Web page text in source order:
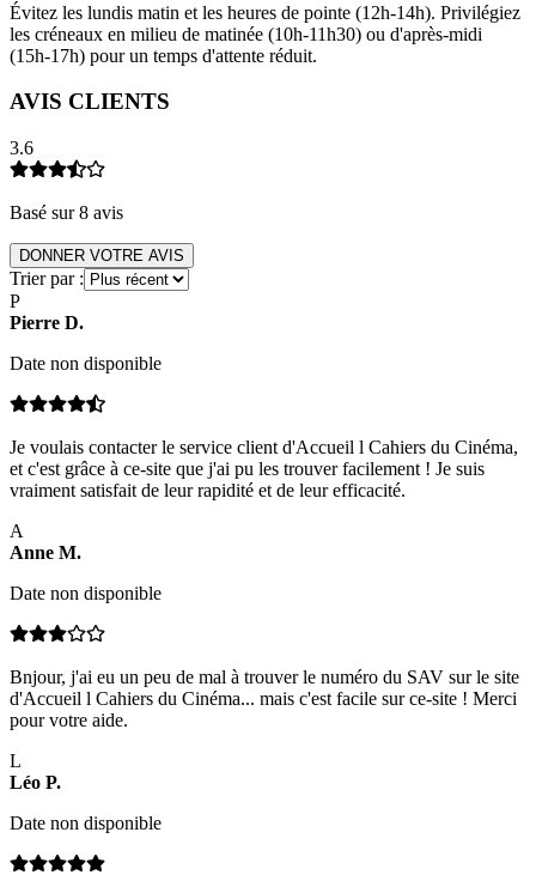
Évitez les lundis matin et les heures de pointe (12h-14h). Privilégiez
les créneaux en milieu de matinée (10h-11h30) ou d'après-midi
(15h-17h) pour un temps d'attente réduit.
AVIS CLIENTS
3.6
Basé sur8 avis
DONNER VOTRE AVIS
Trier par :
P
Pierre D.
Date non disponible
Je voulais contacter le service client d'Accueil l Cahiers du Cinéma,
et c'est grâce à ce-site que j'ai pu les trouver facilement ! Je suis
vraiment satisfait de leur rapidité et de leur efficacité.
A
Anne M.
Date non disponible
Bnjour, j'ai eu un peu de mal à trouver le numéro du SAV sur le site
d'Accueil l Cahiers du Cinéma... mais c'est facile sur ce-site ! Merci
pour votre aide.
L
Léo P.
Date non disponible